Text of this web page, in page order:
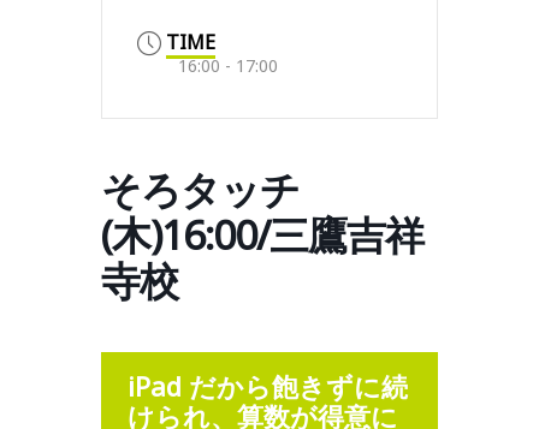
TIME
16:00 - 17:00
そろタッチ
(木)16:00/三鷹吉祥
寺校
iPad だから飽きずに続
けられ、算数が得意に